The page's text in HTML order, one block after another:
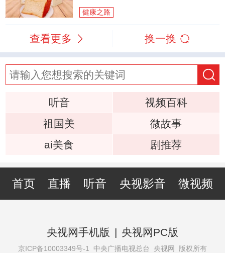
健康之路
查看更多 换一换
听音
视频百科
祖国美
微故事
ai美食
剧推荐
首页 直播 听音 央视影音 微视频
央视网手机版 | 央视网PC版
京ICP备10003349号-1 中央广播电视总台 央视网 版权所有